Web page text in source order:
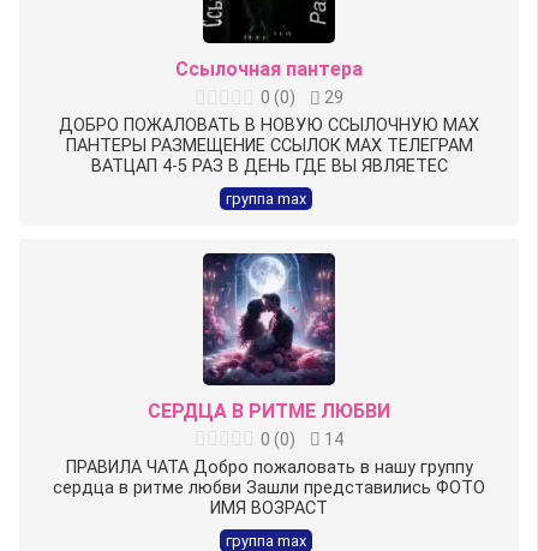
Ссылочная пантера
0 (0)
29
ДОБРО ПОЖАЛОВАТЬ В НОВУЮ ССЫЛОЧНУЮ МАХ
ПАНТЕРЫ️ РАЗМЕЩЕНИЕ ССЫЛОК МАХ ТЕЛЕГРАМ
ВАТЦАП 4-5 РАЗ В ДЕНЬ ГДЕ ВЫ ЯВЛЯЕТЕС
группа max
СЕРДЦА В РИТМЕ ЛЮБВИ
0 (0)
14
ПРАВИЛА ЧАТА Добро пожаловать в нашу группу
сердца в ритме любви Зашли представились ФОТО
ИМЯ ВОЗРАСТ
группа max